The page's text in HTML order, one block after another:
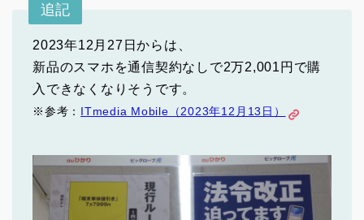
追記
2023年12月27日からは、
新品のスマホを通信契約なしで2万2,001円で購
入できなくなりそうです。
※参考： ITmedia Mobile（2023年12月13日）